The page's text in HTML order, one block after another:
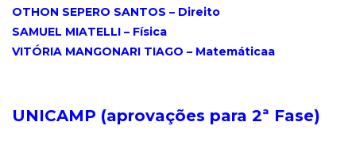
OTHON SEPERO SANTOS – Direito
SAMUEL MIATELLI – Física
VITÓRIA MANGONARI TIAGO – Matemáticaa
UNICAMP (aprovações para 2ª Fase)